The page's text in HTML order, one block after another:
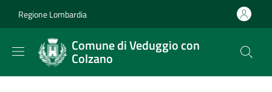
Regione Lombardia
Comune di Veduggio con
Colzano